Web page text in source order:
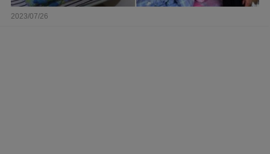
2023/07/26